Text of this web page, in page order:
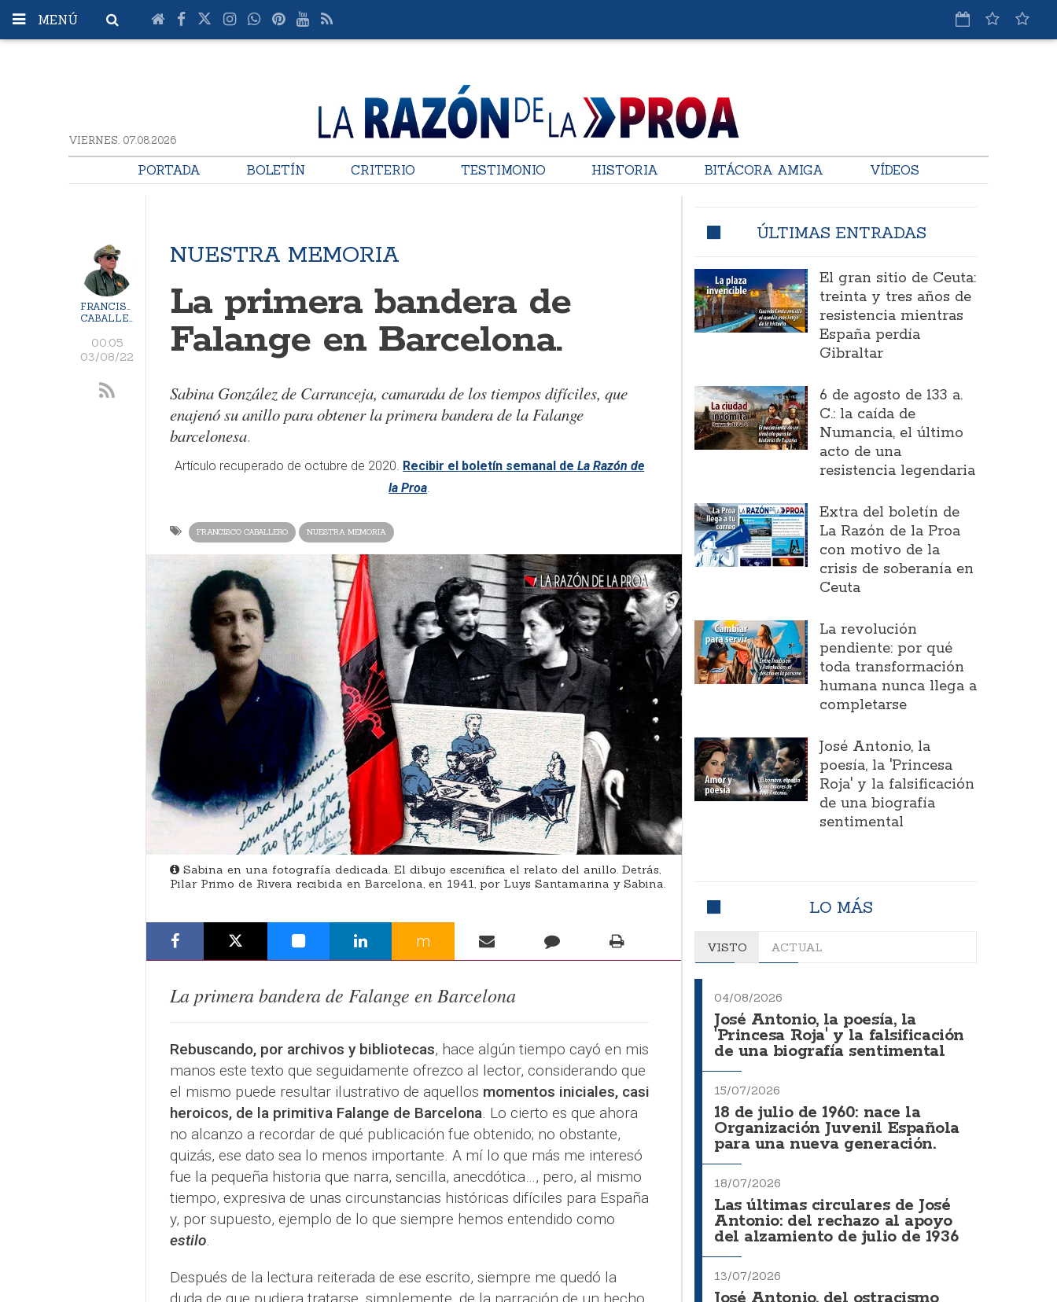
MENÚ
VIERNES. 07.08.2026
PORTADA BOLETÍN CRITERIO TESTIMONIO HISTORIA BITÁCORA AMIGA VÍDEOS
FRANCISCO
00:05
03/08/22
NUESTRA MEMORIA
La primera bandera de
Falange en Barcelona.
Sabina González de Carranceja, camarada de los tiempos difíciles, que
enajenó su anillo para obtener la primera bandera de la Falange
barcelonesa.
Artículo recuperado de octubre de 2020. Recibir el boletín semanal deLa Razón de
la Proa.
FRANCISCO CABALLERO NUESTRA MEMORIA
Sabina en una fotografía dedicada. El dibujo escenifica el relato del anillo. Detrás,
Pilar Primo de Rivera recibida en Barcelona, en 1941, por Luys Santamarina y Sabina.
m
La primera bandera de Falange en Barcelona
Rebuscando, por archivos y bibliotecas, hace algún tiempo cayó en mis
manos este texto que seguidamente ofrezco al lector, considerando que
el mismo puede resultar ilustrativo de aquellos momentos iniciales, casi
heroicos, de la primitiva Falange de Barcelona. Lo cierto es que ahora
no alcanzo a recordar de qué publicación fue obtenido; no obstante,
quizás, ese dato sea lo menos importante. A mí lo que más me interesó
fue la pequeña historia que narra, sencilla, anecdótica…, pero, al mismo
tiempo, expresiva de unas circunstancias históricas difíciles para España
y, por supuesto, ejemplo de lo que siempre hemos entendido como
estilo.
Después de la lectura reiterada de ese escrito, siempre me quedó la
ÚLTIMAS ENTRADAS
El gran sitio de Ceuta:
treinta y tres años de
resistencia mientras
España perdía
Gibraltar
6 de agosto de 133 a.
C.: la caída de
Numancia, el último
acto de una
resistencia legendaria
Extra del boletín de
La Razón de la Proa
con motivo de la
crisis de soberanía en
Ceuta
La revolución
pendiente: por qué
toda transformación
humana nunca llega a
completarse
José Antonio, la
poesía, la 'Princesa
Roja' y la falsificación
de una biografía
sentimental
LO MÁS
VISTO ACTUAL
04/08/2026
José Antonio, la poesía, la
'Princesa Roja' y la falsificación
de una biografía sentimental
15/07/2026
18 de julio de 1960: nace la
Organización Juvenil Española
para una nueva generación.
18/07/2026
Las últimas circulares de José
Antonio: del rechazo al apoyo
del alzamiento de julio de 1936
13/07/2026